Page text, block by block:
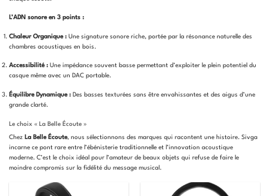
L’ADN sonore en 3 points :
Chaleur Organique : Une signature sonore riche, portée par la résonance naturelle des
chambres acoustiques en bois.
Accessibilité : Une impédance souvent basse permettant d’exploiter le plein potentiel du
casque même avec un DAC portable.
Équilibre Dynamique : Des basses texturées sans être envahissantes et des aigus d’une
grande clarté.
Le choix « La Belle Écoute »
Chez La Belle Écoute, nous sélectionnons des marques qui racontent une histoire. Sivga
incarne ce pont rare entre l’ébénisterie traditionnelle et l’innovation acoustique
moderne. C’est le choix idéal pour l’amateur de beaux objets qui refuse de faire le
moindre compromis sur la fidélité du message musical.